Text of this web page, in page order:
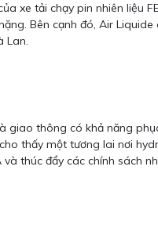
xe tải chạy pin nhiên liệu
Bên cạnh đó, Air Liquide
Lan.
giao thông có khả năng
thấy một tương lai nơi
thúc đẩy các chính sách